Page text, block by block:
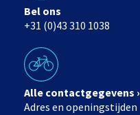
Bel ons
+31 (0)43 310 1038
Alle contactgegevens ›
Adres en openingstijden